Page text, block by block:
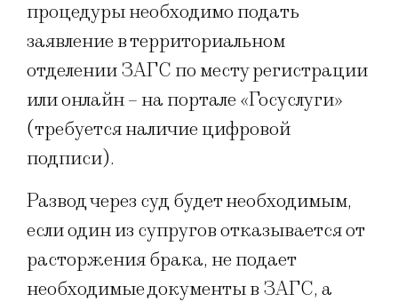
процедуры необходимо подать
заявление в территориальном
отделении ЗАГС по месту регистрации
или онлайн – на портале «Госуслуги»
(требуется наличие цифровой
подписи).
Развод через суд будет необходимым,
если один из супругов отказывается от
расторжения брака, не подает
необходимые документы в ЗАГС, а